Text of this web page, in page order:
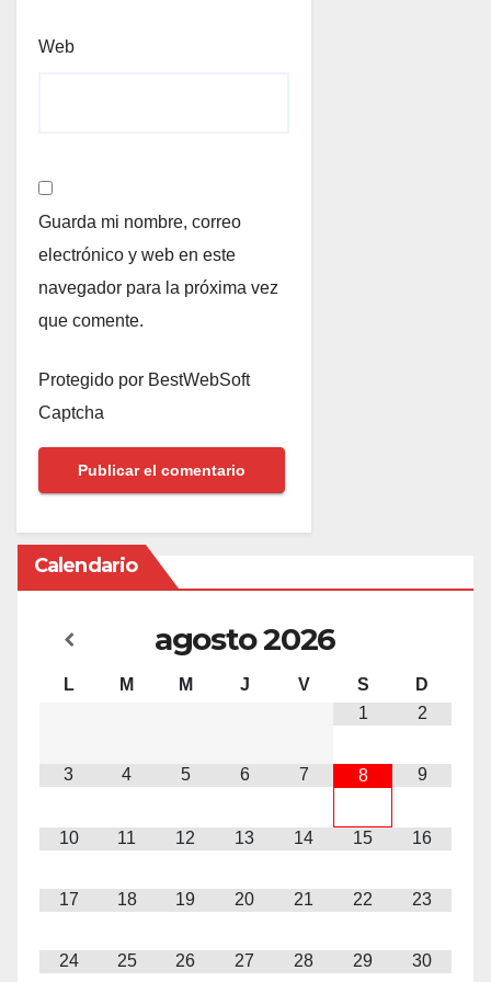
Web
Guarda mi nombre, correo
electrónico y web en este
navegador para la próxima vez
que comente.
Protegido por BestWebSoft
Captcha
Calendario
agosto2026
L M M J V S
D
1
2
3 4 5 6 7 8 9
10 11 12 13 14 15 16
17 18 19 20 21 22 23
24 25 26 27 28 29 30